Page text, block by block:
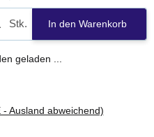
Stk. In den Warenkorb
geladen ...
- Ausland abweichend)